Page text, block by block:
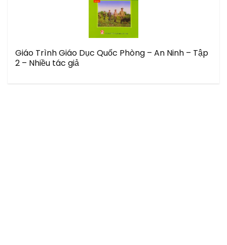
Giáo Trình Giáo Dục Quốc Phòng – An Ninh – Tập
2 – Nhiều tác giả